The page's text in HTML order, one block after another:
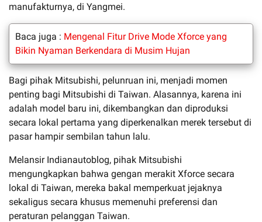
manufakturnya, di Yangmei.
Baca juga : Mengenal Fitur Drive Mode Xforce yang
Bikin Nyaman Berkendara di Musim Hujan
Bagi pihak Mitsubishi, pelunruan ini, menjadi momen
penting bagi Mitsubishi di Taiwan. Alasannya, karena ini
adalah model baru ini, dikembangkan dan diproduksi
secara lokal pertama yang diperkenalkan merek tersebut di
pasar hampir sembilan tahun lalu.
Melansir Indianautoblog, pihak Mitsubishi
mengungkapkan bahwa gengan merakit Xforce secara
lokal di Taiwan, mereka bakal memperkuat jejaknya
sekaligus secara khusus memenuhi preferensi dan
peraturan pelanggan Taiwan.